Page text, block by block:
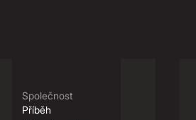
Společnost
Příběh